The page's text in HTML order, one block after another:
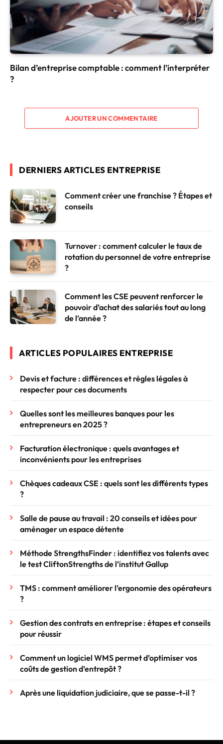
Bilan d’entreprise comptable : comment l’interpréter
?
AJOUTER UN COMMENTAIRE
DERNIERS ARTICLES ENTREPRISE
Comment créer une franchise ? Étapes et
conseils
Turnover : comment calculer le taux de
rotation du personnel de votre entreprise
?
Comment les CSE peuvent renforcer le
pouvoir d’achat des salariés tout au long
de l’année ?
ARTICLES POPULAIRES ENTREPRISE
Devis et facture : différences et règles légales à
respecter pour ces documents
Quelles sont les meilleures banques pour les
entrepreneurs en 2025 ?
Facturation électronique : quels avantages et
inconvénients pour les entreprises
Chèques cadeaux CSE : quels sont les différents types
?
Salle de pause au travail : 20 conseils et idées pour
aménager un espace détente
Méthode StrengthsFinder : identifiez vos talents avec
le test CliftonStrengths de l’institut Gallup
TMS : comment améliorer l’ergonomie des opérateurs
?
Gestion des contrats en entreprise : étapes et conseils
pour réussir
Comment un logiciel WMS permet d’optimiser vos
coûts de gestion d’entrepôt ?
Après une liquidation judiciaire, que se passe-t-il ?